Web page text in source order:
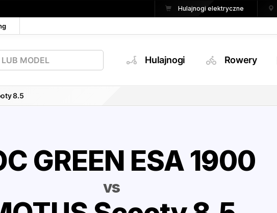
Hulajnogi elektryczne
Hulajnogi Rowery
8.5
GREEN ESA 1900
vs